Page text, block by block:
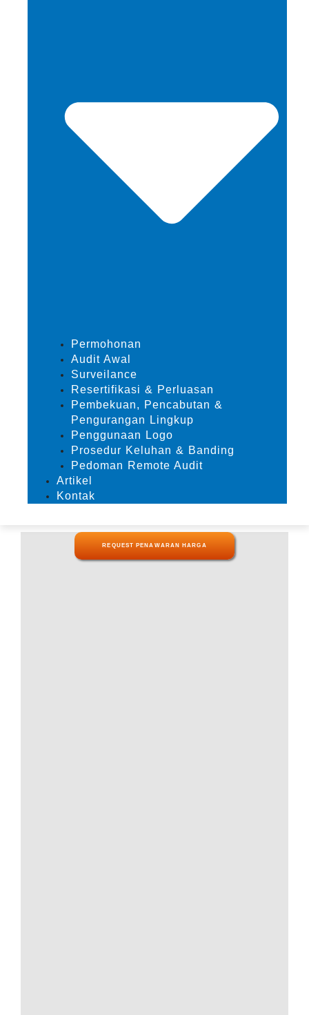
Permohonan
Audit Awal
Surveilance
Resertifikasi & Perluasan
Pembekuan, Pencabutan &
Pengurangan Lingkup
Penggunaan Logo
Prosedur Keluhan & Banding
Pedoman Remote Audit
Artikel
Kontak
REQUEST PENAWARAN HARGA